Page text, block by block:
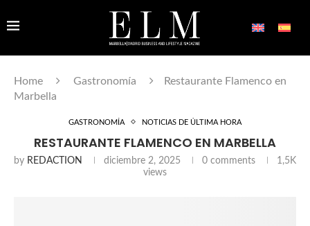
Home Gastronomía
Restaurante Flamenco en
Marbella
GASTRONOMÍA NOTICIAS DE ÚLTIMA HORA
RESTAURANTE FLAMENCO EN MARBELLA
by REDACTION diciembre 2, 2025 0 comments
1,5K
views